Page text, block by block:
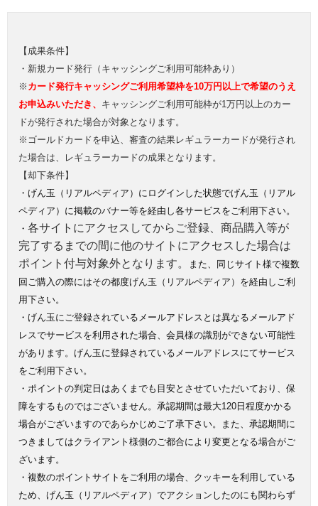
【成果条件】
・新規カード発行（キャッシングご利用可能枠あり）
※ カード発行キャッシングご利用希望枠を10万円以上で希望のうえ
お申込みいただき、 キャッシングご利用可能枠が1万円以上のカー
ドが発行された場合が対象となります。
※ゴールドカードを申込、審査の結果レギュラーカードが発行され
た場合は、レギュラーカードの成果となります。
【却下条件】
・げん玉（リアルペディア）にログインした状態でげん玉（リアル
ペディア）に掲載のバナー等を経由し各サービスをご利用下さい。
・ 各サイトにアクセスしてからご登録、商品購入等が
完了するまでの間に他のサイトにアクセスした場合は
ポイント付与対象外となります。
また、同じサイト様で複数
回ご購入の際にはその都度げん玉（リアルペディア）を経由しご利
用下さい。
・げん玉にご登録されているメールアドレスとは異なるメールアド
レスでサービスを利用された場合、会員様の識別ができない可能性
があります。げん玉に登録されているメールアドレスにてサービス
をご利用下さい。
・ポイントの判定日はあくまでも目安とさせていただいており、保
障をするものではございません。承認期間は最大120日程度かかる
場合がございますのであらかじめご了承下さい。また、承認期間に
つきましてはクライアント様側のご都合により変更となる場合がご
ざいます。
・複数のポイントサイトをご利用の場合、クッキーを利用している
ため、げん玉（リアルペディア）でアクションしたのにも関わらず